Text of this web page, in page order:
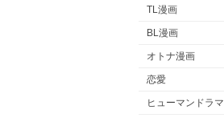
TL漫画
BL漫画
オトナ漫画
恋愛
ヒューマンドラマ